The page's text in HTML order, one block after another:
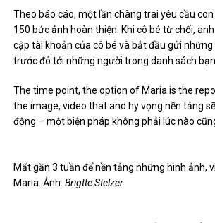
Theo báo cáo, một lần chàng trai yêu cầu
150 bức ảnh hoàn thiện. Khi cô bé từ chối,
cập tài khoản của cô bé và bắt đầu gửi những
trước đó tới những người trong danh sách bạn
The time point, the option of Maria is the
the image, video that and hy vọng nền tảng
động – một biện pháp không phải lúc nào
Mất gần 3 tuần để nền tảng những hình ảnh,